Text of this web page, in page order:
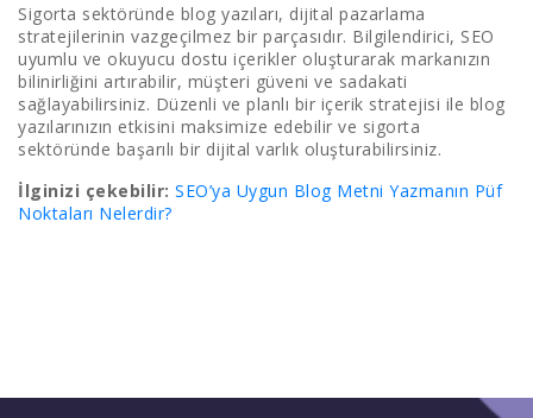
Sigorta sektöründe blog yazıları, dijital pazarlama
stratejilerinin vazgeçilmez bir parçasıdır. Bilgilendirici, SEO
uyumlu ve okuyucu dostu içerikler oluşturarak markanızın
bilinirliğini artırabilir, müşteri güveni ve sadakati
sağlayabilirsiniz. Düzenli ve planlı bir içerik stratejisi ile blog
yazılarınızın etkisini maksimize edebilir ve sigorta
sektöründe başarılı bir dijital varlık oluşturabilirsiniz.
İlginizi çekebilir: SEO’ya Uygun Blog Metni Yazmanın Püf
Noktaları Nelerdir?